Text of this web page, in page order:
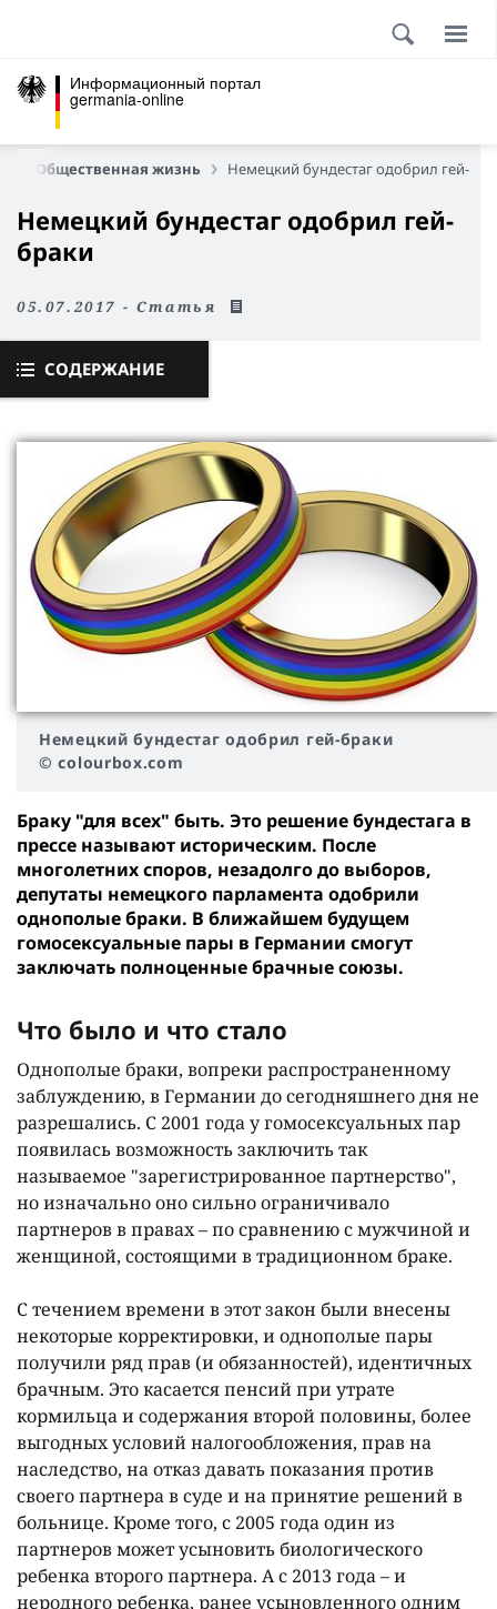
Информационный портал
germania-online
Общественная жизнь Немецкий бундестаг одобрил гей-
Немецкий бундестаг одобрил гей-
браки
05.07.2017 - Статья
СОДЕРЖАНИЕ
Немецкий бундестаг одобрил гей-браки
© colourbox.com
Браку "для всех" быть. Это решение бундестага в
прессе называют историческим. После
многолетних споров, незадолго до выборов,
депутаты немецкого парламента одобрили
однополые браки. В ближайшем будущем
гомосексуальные пары в Германии смогут
заключать полноценные брачные союзы.
Что было и что стало
Однополые браки, вопреки распространенному
заблуждению, в Германии до сегодняшнего дня не
разрешались. С 2001 года у гомосексуальных пар
появилась возможность заключить так
называемое "зарегистрированное партнерство",
но изначально оно сильно ограничивало
партнеров в правах – по сравнению с мужчиной и
женщиной, состоящими в традиционном браке.
С течением времени в этот закон были внесены
некоторые корректировки, и однополые пары
получили ряд прав (и обязанностей), идентичных
брачным. Это касается пенсий при утрате
кормильца и содержания второй половины, более
выгодных условий налогообложения, прав на
наследство, на отказ давать показания против
своего партнера в суде и на принятие решений в
больнице. Кроме того, с 2005 года один из
партнеров может усыновить биологического
ребенка второго партнера. А с 2013 года – и
неродного ребенка, ранее усыновленного одним